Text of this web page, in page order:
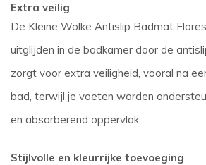
Extra veilig
De Kleine Wolke Antislip Badmat
uitglijden in de badkamer door de
zorgt voor extra veiligheid, vooral na
bad, terwijl je voeten worden
en absorberend oppervlak.
Stijlvolle en kleurrijke toevoeging